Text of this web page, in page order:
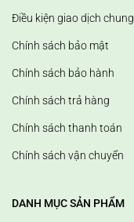
Điều kiện giao dịch chung
Chính sách bảo mật
Chính sách bảo hành
Chính sách trả hàng
Chính sách thanh toán
Chính sách vận chuyển
DANH MỤC SẢN PHẨM